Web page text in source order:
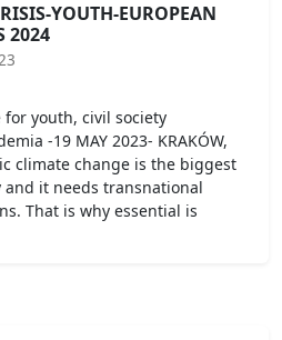
YOUTH-EUROPEAN
2024
youth, civil society
-19 MAY 2023- KRAKÓW,
climate change is the biggest
it needs transnational
That is why essential is